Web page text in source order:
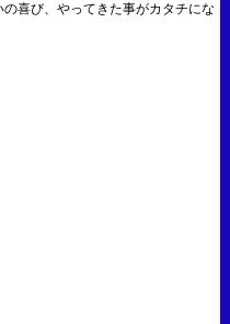
喜び、やってきた事がカタチにな